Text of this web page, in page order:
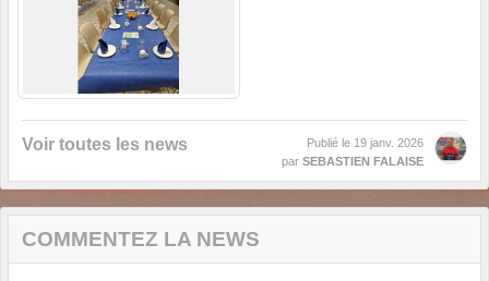
Voir toutes les news Publié le 19 janv. 2026
par SEBASTIEN FALAISE
COMMENTEZ LA NEWS